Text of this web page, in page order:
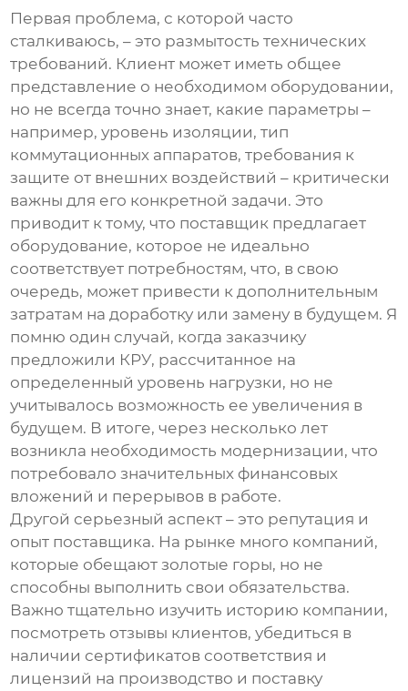
Первая проблема, с которой часто
сталкиваюсь, – это размытость технических
требований. Клиент может иметь общее
представление о необходимом оборудовании,
но не всегда точно знает, какие параметры –
например, уровень изоляции, тип
коммутационных аппаратов, требования к
защите от внешних воздействий – критически
важны для его конкретной задачи. Это
приводит к тому, что поставщик предлагает
оборудование, которое не идеально
соответствует потребностям, что, в свою
очередь, может привести к дополнительным
затратам на доработку или замену в будущем. Я
помню один случай, когда заказчику
предложили КРУ, рассчитанное на
определенный уровень нагрузки, но не
учитывалось возможность ее увеличения в
будущем. В итоге, через несколько лет
возникла необходимость модернизации, что
потребовало значительных финансовых
вложений и перерывов в работе.
Другой серьезный аспект – это репутация и
опыт поставщика. На рынке много компаний,
которые обещают золотые горы, но не
способны выполнить свои обязательства.
Важно тщательно изучить историю компании,
посмотреть отзывы клиентов, убедиться в
наличии сертификатов соответствия и
лицензий на производство и поставку